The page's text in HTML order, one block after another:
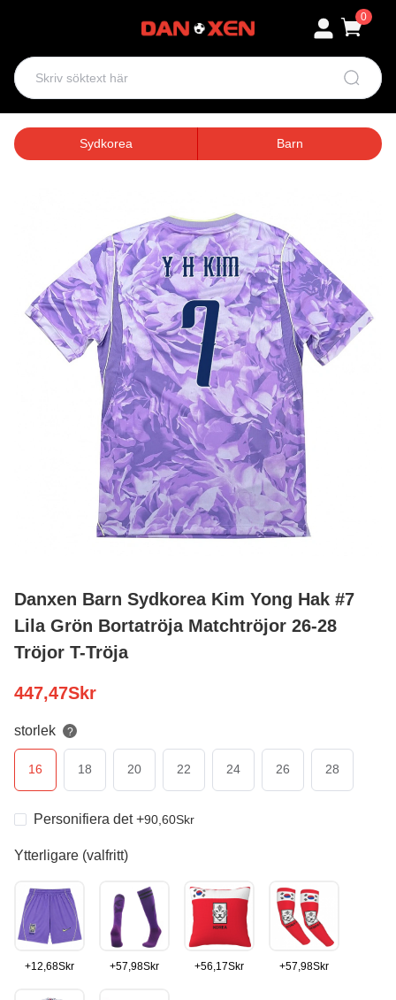
0
Sydkorea Barn
Danxen Barn Sydkorea Kim Yong Hak #7
Lila Grön Bortatröja Matchtröjor 26-28
Tröjor T-Tröja
447,47Skr
storlek ?
16 18 20 22 24 26 28
Personifiera det+90,60Skr
Ytterligare (valfritt)
+12,68Skr +57,98Skr +56,17Skr +57,98Skr